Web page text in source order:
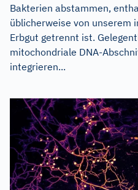
Bakterien abstammen,
üblicherweise von unserem
Erbgut getrennt ist.
mitochondriale DNA-
integrieren...